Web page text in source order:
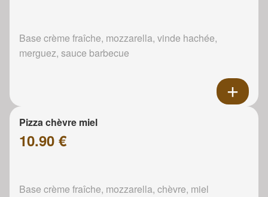
Base crème fraîche, mozzarella, vinde hachée,
merguez, sauce barbecue
Pizza chèvre miel
10.90 €
Base crème fraîche, mozzarella, chèvre, miel